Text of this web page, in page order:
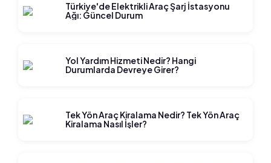
Türkiye'de Elektrikli Araç Şarj İstasyonu
Ağı: Güncel Durum
Yol Yardım Hizmeti Nedir? Hangi
Durumlarda Devreye Girer?
Tek Yön Araç Kiralama Nedir? Tek Yön Araç
Kiralama Nasıl İşler?